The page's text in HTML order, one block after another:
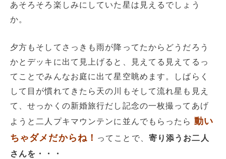
あそろそろ楽しみにしていた星は見えるでしょう
か。
夕方もそしてさっきも雨が降ってたからどうだろう
かとデッキに出て見上げると、見えてる見えてるっ
てことでみんなお庭に出て星空眺めます。しばらく
して目が慣れてきたら天の川もそして流れ星も見え
て、せっかくの新婚旅行だし記念の一枚撮ってあげ
ようと二人プキマウンテンに並んでもらったら 動い
ちゃダメだからね！ ってことで、 寄り添うお二人
さんを・・・